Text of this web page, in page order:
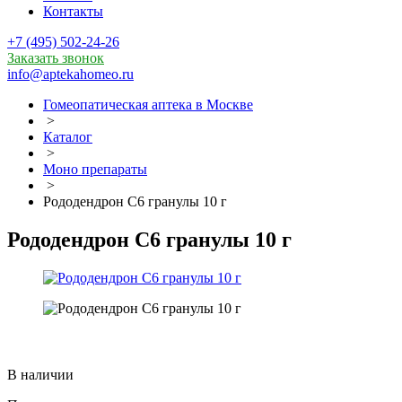
Контакты
+7 (495) 502-24-26
Заказать звонок
info@aptekahomeo.ru
Гомеопатическая аптека в Москве
>
Каталог
>
Моно препараты
>
Рододендрон С6 гранулы 10 г
Рододендрон С6 гранулы 10 г
В наличии